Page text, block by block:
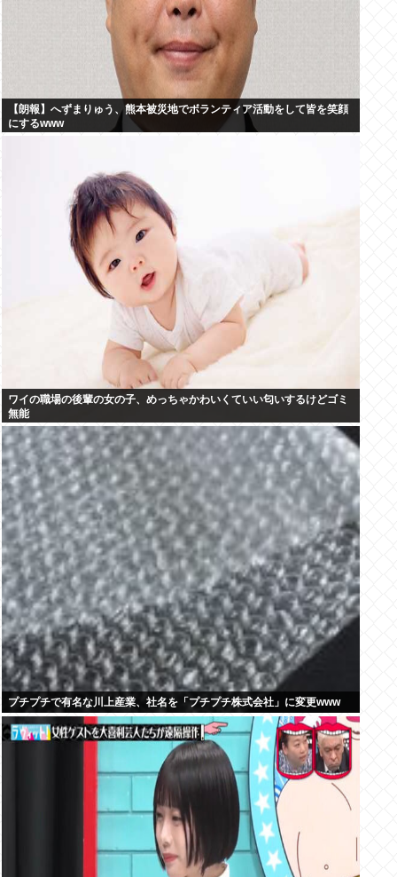
【朗報】へずまりゅう、熊本被災地でボランティア活動をして皆を笑顔
にするwww
ワイの職場の後輩の女の子、めっちゃかわいくていい匂いするけどゴミ
無能
プチプチで有名な川上産業、社名を「プチプチ株式会社」に変更www